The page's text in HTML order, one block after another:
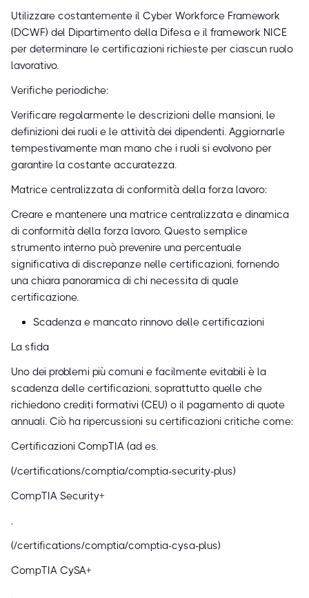
Utilizzare costantemente il Cyber Workforce Framework
(DCWF) del Dipartimento della Difesa e il framework NICE
per determinare le certificazioni richieste per ciascun ruolo
lavorativo.
Verifiche periodiche:
Verificare regolarmente le descrizioni delle mansioni, le
definizioni dei ruoli e le attività dei dipendenti. Aggiornarle
tempestivamente man mano che i ruoli si evolvono per
garantire la costante accuratezza.
Matrice centralizzata di conformità della forza lavoro:
Creare e mantenere una matrice centralizzata e dinamica
di conformità della forza lavoro. Questo semplice
strumento interno può prevenire una percentuale
significativa di discrepanze nelle certificazioni, fornendo
una chiara panoramica di chi necessita di quale
certificazione.
Scadenza e mancato rinnovo delle certificazioni
La sfida
Uno dei problemi più comuni e facilmente evitabili è la
scadenza delle certificazioni, soprattutto quelle che
richiedono crediti formativi (CEU) o il pagamento di quote
annuali. Ciò ha ripercussioni su certificazioni critiche come:
Certificazioni CompTIA (ad es.
(/certifications/comptia/comptia-security-plus)
CompTIA Security+
,
(/certifications/comptia/comptia-cysa-plus)
CompTIA CySA+
,